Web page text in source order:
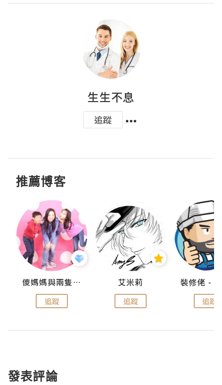
生生不息
追蹤
推薦博客
儍媽媽與兩隻小魔怪之家
追蹤
艾米莉
追蹤 追蹤
發表評論